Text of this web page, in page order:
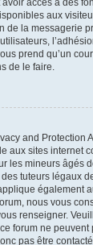
accès à des
aux
de la messagerie
prend qu’un
de le faire.
and Protection
aux sites internet
les mineurs âgés
tuteurs légaux
également
nous vous
renseigner.
forum ne peuvent
pas être